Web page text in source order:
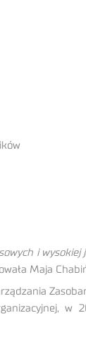
i wysokiej
Maja
w